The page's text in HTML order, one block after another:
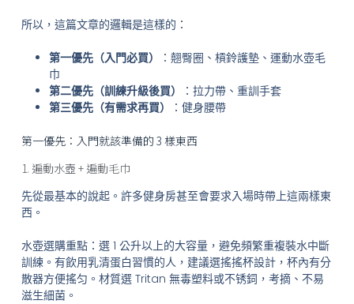
所以，這篇文章的邏輯是這樣的：
第一優先（入門必買）
：翹臀圈、槓鈴護墊、運動水壺毛
巾
第二優先（訓練升級後買）
：拉力帶、重訓手套
第三優先（有需求再買）
：健身腰帶
第一優先：入門就該準備的 3 樣東西
1. 遍動水壺 + 遍動毛巾
先從最基本的說起。許多健身房甚至會要求入場時帶上這兩樣東
西。
水壺選購重點：選 1 公升以上的大容量，避免頻繁重複裝水中斷
訓練。有飲用乳清蛋白習慣的人，建議選搖搖杯設計，杯內有分
散器方便搖匀。材質選 Tritan 無毒塑料或不锈鉰，考摘、不易
滋生細菌。